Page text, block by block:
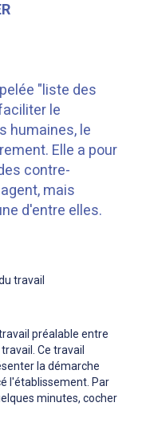
"liste des
le
humaines, le
Elle a pour
contre-
mais
d'entre elles.
travail
préalable entre
Ce travail
la démarche
l'établissement. Par
minutes, cocher